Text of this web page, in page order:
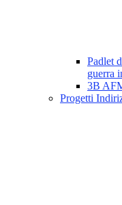
Padlet
guerra
3B
Progetti